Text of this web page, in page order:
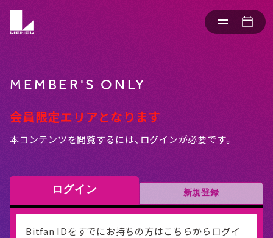
MEMBER'S ONLY
会員限定エリアとなります
本コンテンツを閲覧するには、ログインが必要です。
ログイン 新規登録
Bitfan IDをすでにお持ちの方はこちらからログイ